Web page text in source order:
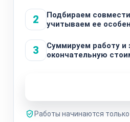
2
Подбираем
учитываем ее
3
Суммируем работу и
окончательную
Работы начинаются только